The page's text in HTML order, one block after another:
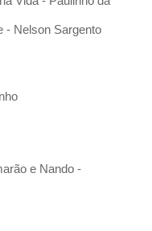
- Nelson Sargento
e Nando -